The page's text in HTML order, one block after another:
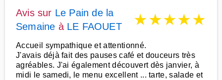
Avis sur Le Pain de la
Semaine à LE FAOUET ★★★★★
Accueil sympathique et attentionné.
J'avais déjà fait des pauses café et douceurs très
agréables. J'ai également découvert dès janvier, à
midi le samedi, le menu excellent ... tarte, salade et